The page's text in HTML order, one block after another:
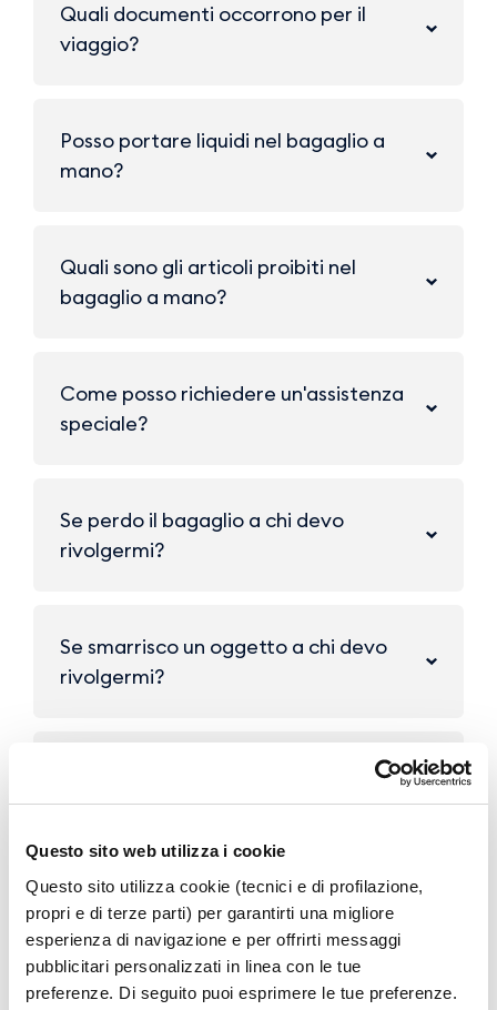
Questo sito web utilizza i cookie
Questo sito utilizza cookie (tecnici e di profilazione,
propri e di terze parti) per garantirti una migliore
esperienza di navigazione e per offrirti messaggi
pubblicitari personalizzati in linea con le tue
preferenze. Di seguito puoi esprimere le tue preferenze.
Quali documenti occorrono per il
viaggio?
Posso portare liquidi nel bagaglio a
mano?
Quali sono gli articoli proibiti nel
bagaglio a mano?
Come posso richiedere un'assistenza
speciale?
Se perdo il bagaglio a chi devo
rivolgermi?
Se smarrisco un oggetto a chi devo
rivolgermi?
A chi posso rivolgermi per richiedere
informazioni?
Come posso accedere alla rete wi-fi?
Il mio volo parte in serata e io vorrei